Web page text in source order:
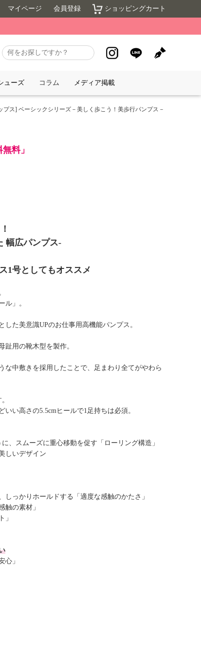
マイページ 会員登録 ショッピングカート
ューズ コラム メディア掲載
ス] ベーシックシリーズ－美しく歩こう！美歩行パンプス－
料」
幅広パンプス-
1号としてもオススメ
ル」。
た美意識UPのお仕事用高機能パンプス。
趾用の靴木型を製作。
な中敷きを採用したことで、足まわり全てがやわら
い高さの5.5cmヒールで1足持ちは必須。
、スムーズに重心移動を促す「ローリング構造」
しいデザイン
しっかりホールドする「適度な感触のかたさ」
触の素材」
」
心」